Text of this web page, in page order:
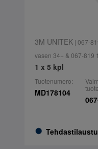
3M UNITEK| 067-
vasen 34+ & 067-819
1 x 5 kpl
Tuotenumero:
MD178104